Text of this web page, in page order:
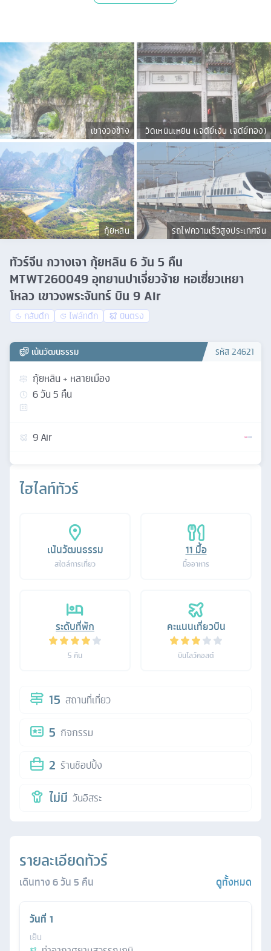
เขางวงช้าง วัดเหนินเหยิน (เจดีย์เงิน เจดีย์ทอง)
กุ้ยหลิน รถไฟความเร็วสูงประเทศจีน
ทัวร์จีน กวางเจา กุ้ยหลิน 6 วัน 5 คืน
MTWT260049 อุทยานปาเจี่ยวจ้าย หอเซี่ยวเหยา
โหลว เขาวงพระจันทร์ บิน 9 Air
กลับดึก ไฟล์ทดึก บินตรง
ไฮไลท์ทัวร์
เน้นวัฒนธรรม
สไตล์การเที่ยว
11 มื้อ
มื้ออาหาร
ระดับที่พัก
5 คืน
คะแนนเที่ยวบิน
บินโลว์คอสต์
15 สถานที่เที่ยว
5 กิจกรรม
2 ร้านช้อปปิ้ง
ไม่มี วันอิสระ
รายละเอียดทัวร์
เดินทาง6วัน5 คืน ดูทั้งหมด
วันที่ 1
เย็น
เน้นวัฒนธรรม รหัส24621
กุ้ยหลิน + หลายเมือง
6วัน5 คืน
9 Air